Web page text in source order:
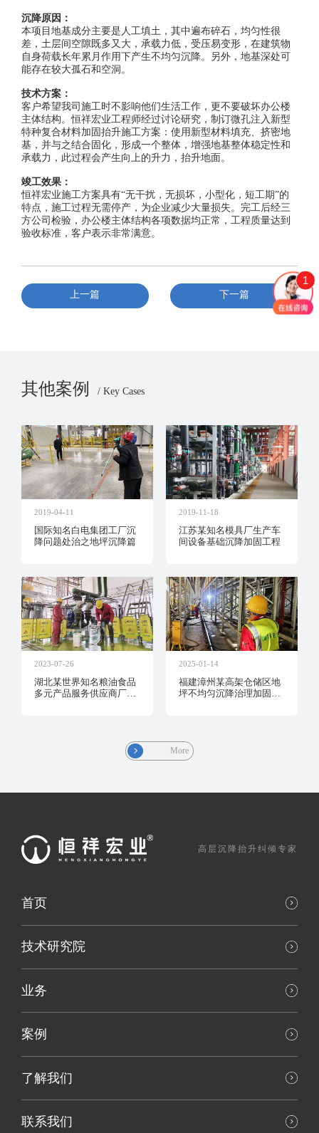
沉降原因：
本项目地基成分主要是人工填土，其中遍布碎石，均匀性很
差，土层间空隙既多又大，承载力低，受压易变形，在建筑物
自身荷载长年累月作用下产生不均匀沉降。另外，地基深处可
能存在较大孤石和空洞。
技术方案：
客户希望我司施工时不影响他们生活工作，更不要破坏办公楼
主体结构。恒祥宏业工程师经过讨论研究，制订微孔注入新型
特种复合材料加固抬升施工方案：使用新型材料填充、挤密地
基，并与之结合固化，形成一个整体，增强地基整体稳定性和
承载力，此过程会产生向上的升力，抬升地面。
竣工效果：
恒祥宏业施工方案具有“无干扰，无损坏，小型化，短工期”的
特点，施工过程无需停产，为企业减少大量损失。完工后经三
方公司检验，办公楼主体结构各项数据均正常，工程质量达到
验收标准，客户表示非常满意。
上一篇 下一篇
其他案例 / Key Cases
2019-04-11
国际知名白电集团工厂沉
降问题处治之地坪沉降篇
2019-11-18
江苏某知名模具厂生产车
间设备基础沉降加固工程
2023-07-26
湖北某世界知名粮油食品
多元产品服务供应商厂房
2025-01-14
福建漳州某高架仓储区地
坪不均匀沉降治理加固工
More
高层沉降抬升纠倾专家
首页
技术研究院
业务
案例
了解我们
联系我们
1